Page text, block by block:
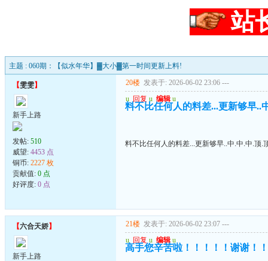
站
主题 : 060期：【似水年华】▓大小▓第一时间更新上料!
【雯雯】
新手上路
发帖: 510
威望: 4453 点
铜币: 2227 枚
贡献值: 0 点
好评度: 0 点
20楼 发表于: 2026-06-02 23:06 ---
u 回复 u 编辑 u
料不比任何人的料差...更新够早..
料不比任何人的料差...更新够早..中.中.中.顶.
【六合天娇】
新手上路
21楼 发表于: 2026-06-02 23:07 ---
u 回复 u 编辑 u
高手您辛苦啦！！！！！谢谢！